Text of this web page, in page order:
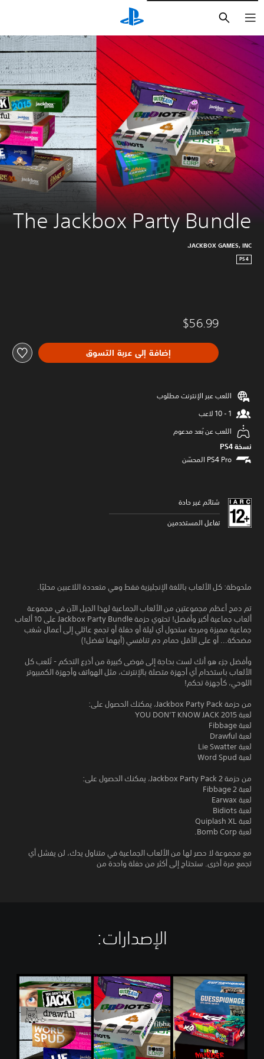
The Jackbox Party Bundle
JACKBOX GAMES, INC.
PS4
$56.99
إضافة إلى عربة التسوق
اللعب عبر الإنترنت مطلوب
اللعب عن بُعد مدعوم
نسخة PS4‏
شتائم غير حادة
تفاعل المستخدمين
ملحوظة: كل الألعاب باللغة الإنجليزية فقط وهي متعددة اللاعبين محليًا.
تم دمج أعظم مجموعتين من الألعاب الجماعية لهذا الجيل الآن في مجموعة
ألعاب جماعية أكبر وأفضل! تحتوي حزمة Jackbox Party Bundle على 10 ألعاب
جماعية مميزة ومرحة ستحول أي ليلة أو حفلة أو تجمع عائلي إلى أعمال شغب
مضحكة... أو على الأقل حمام دم تنافسي (أيهما تفضل!)
وأفضل جزء هو أنك لست بحاجة إلى فوضى كبيرة من أذرع التحكم - تُلعب كل
الألعاب باستخدام أي أجهزة متصلة بالإنترنت، مثل الهواتف وأجهزة الكمبيوتر
اللوحي، كأجهزة تحكم!
من حزمة Jackbox Party Pack، يمكنك الحصول على:
لعبة YOU DON’T KNOW JACK 2015
لعبة Fibbage
لعبة Drawful
لعبة Lie Swatter
لعبة Word Spud
من حزمة Jackbox Party Pack 2، يمكنك الحصول على:
لعبة Fibbage 2
لعبة Earwax
لعبة Bidiots
لعبة Quiplash XL
لعبة Bomb Corp.
مع مجموعة لا حصر لها من الألعاب الجماعية في متناول يدك، لن يفشل أي
تجمع مرة أخرى. ستحتاج إلى أكثر من حفلة واحدة من
الإصدارات:‏
T
h
e
a
c